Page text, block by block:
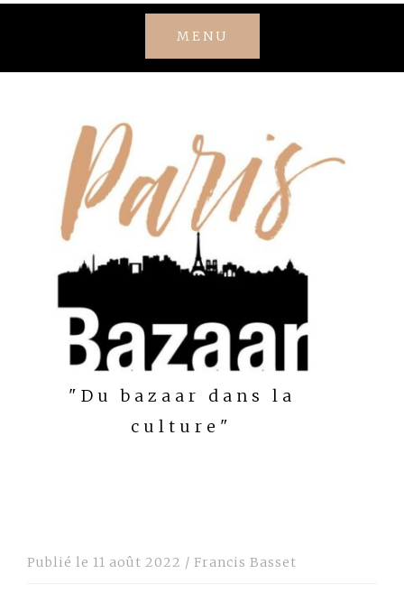
MENU
"Du bazaar dans la
culture"
Publié le 11 août 2022 / Francis Basset